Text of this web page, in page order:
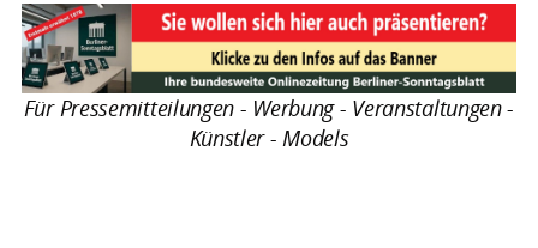
Für Pressemitteilungen - Werbung - Veranstaltungen -
Künstler - Models